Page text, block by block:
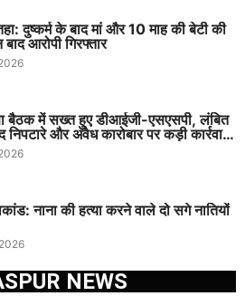
दुष्कर्म के बाद मां और 10 माह की बेटी की
आरोपी गिरफ्तार
बैठक में सख्त हुए डीआईजी-एसएसपी, लंबित
और अवैध कारोबार पर कड़ी कार्रवाई
नाना की हत्या करने वाले दो सगे नातियों
NEWS